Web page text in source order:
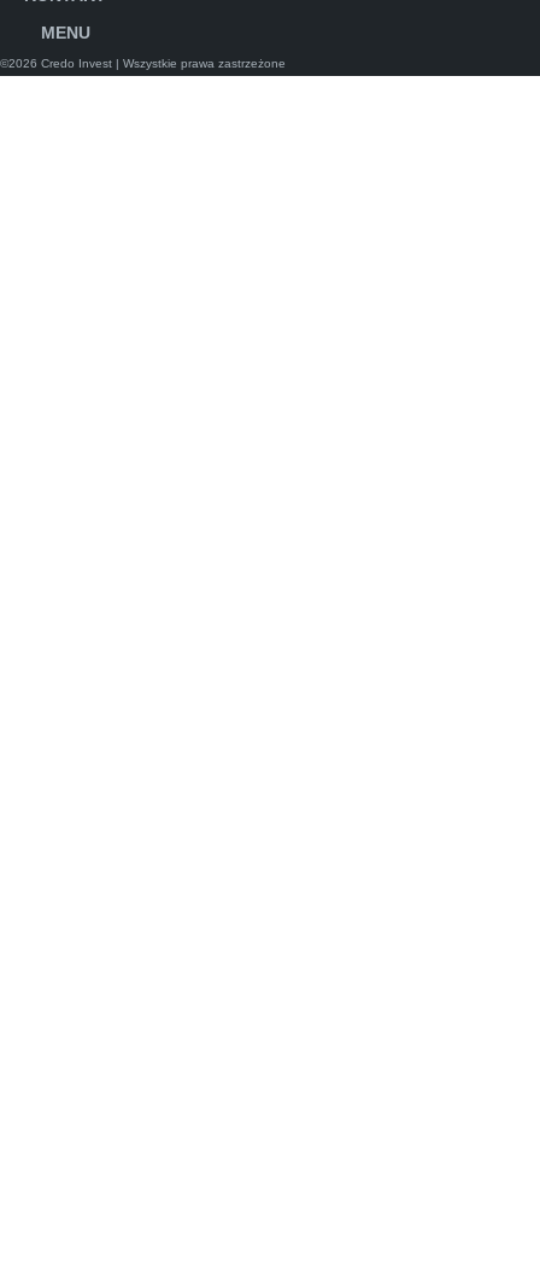
MENU
©2026 Credo Invest | Wszystkie prawa zastrzeżone